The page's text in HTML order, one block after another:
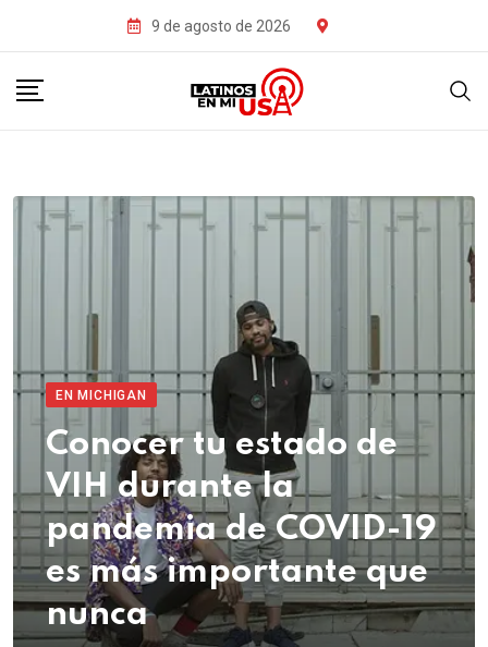
9 de agosto de 2026
EN MICHIGAN
Conocer tu estado de
VIH durante la
pandemia de COVID-19
es más importante que
nunca